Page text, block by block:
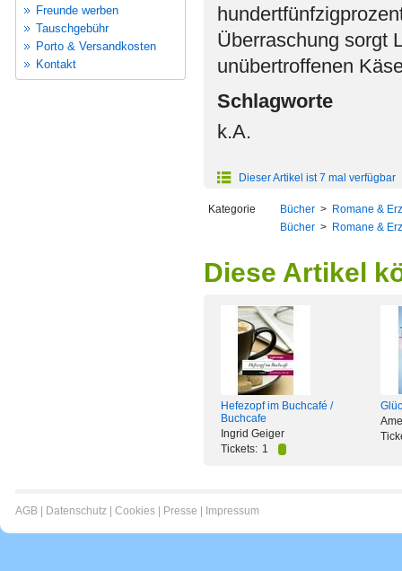
Freunde werben
Tauschgebühr
Porto & Versandkosten
Kontakt
Überraschung sorgt
unübertroffenen
Schlagworte
k.A.
Dieser Artikel ist 7 mal verfügbar
Kategorie Bücher > Romane &
Bücher > Romane &
Diese Artikel
Hefezopf im Buchcafé /
Buchcafe
Ingrid Geiger
Tickets: 1
AGB Datenschutz Cookies Presse Impressum